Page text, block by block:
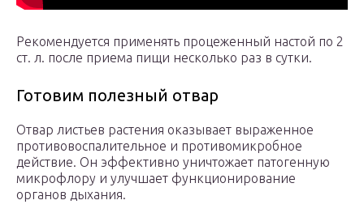
Рекомендуется применять процеженный настой по 2
ст. л. после приема пищи несколько раз в сутки.
Готовим полезный отвар
Отвар листьев растения оказывает выраженное
противовоспалительное и противомикробное
действие. Он эффективно уничтожает патогенную
микрофлору и улучшает функционирование
органов дыхания.